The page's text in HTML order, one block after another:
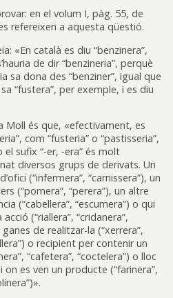
en el volum I, pàg. 55, de
refereixen a aquesta qüestió.
«En català es diu “benzinera”,
de dir “benzineria”, perquè
sa dona des “benziner”, igual que
“fustera”, per exemple, i es diu
Moll és que, «efectivament, es
com “fusteria” o “pastisseria”,
el sufix “-er, -era” és molt
diversos grups de derivats. Un
(“infermera”, “carnissera”), un
(“pomera”, “perera”), un altre
(“cabellera”, “escumera”) o qui
(“riallera”, “cridanera”,
de realitzar-la (“xerrera”,
o recipient per contenir un
“cafetera”, “coctelera”) o lloc
es ven un producte (“farinera”,